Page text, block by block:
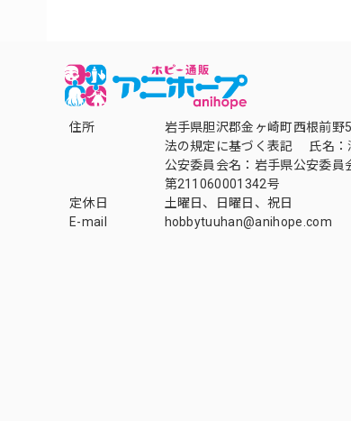
住所
岩手県胆沢郡金ヶ崎町西根前
法の規定に基づく表記 氏名
公安委員会名：岩手県公安委
第211060001342号
定休日
土曜日、日曜日、祝日
E-mail
hobbytuuhan@anihope.com